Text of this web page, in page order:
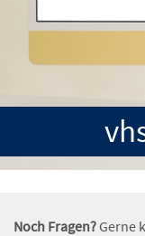
Noch Fragen? Gerne